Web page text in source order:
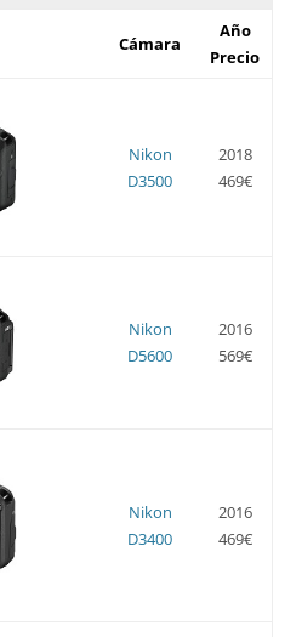
Cámara
Año
Precio
Nikon
D3500
2018
469€
Nikon
D5600
2016
569€
Nikon
D3400
2016
469€